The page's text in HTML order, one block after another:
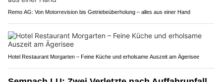
Remo AG: Von Motorrevision bis Getriebeüberholung – alles aus einer Hand
Hotel Restaurant Morgarten – Feine Küche und erholsame Auszeit am Ägerisee